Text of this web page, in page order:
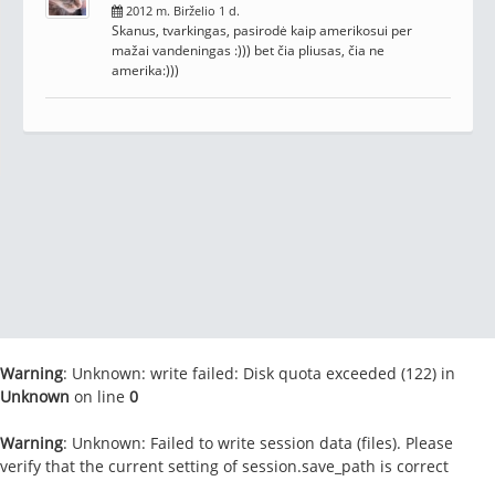
2012 m. Birželio 1 d.
Skanus, tvarkingas, pasirodė kaip amerikosui per
mažai vandeningas :))) bet čia pliusas, čia ne
amerika:)))
Warning: Unknown: write failed: Disk quota exceeded (122) in
Unknown on line 0
Warning: Unknown: Failed to write session data (files). Please
verify that the current setting of session.save_path is correct